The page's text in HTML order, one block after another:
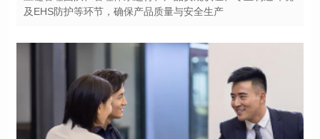
及EHS防护等环节，确保产品质量与安全生产